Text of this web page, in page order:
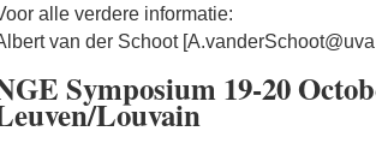
alle verdere informatie:
van der Schoot
Symposium 19-20
Louvain